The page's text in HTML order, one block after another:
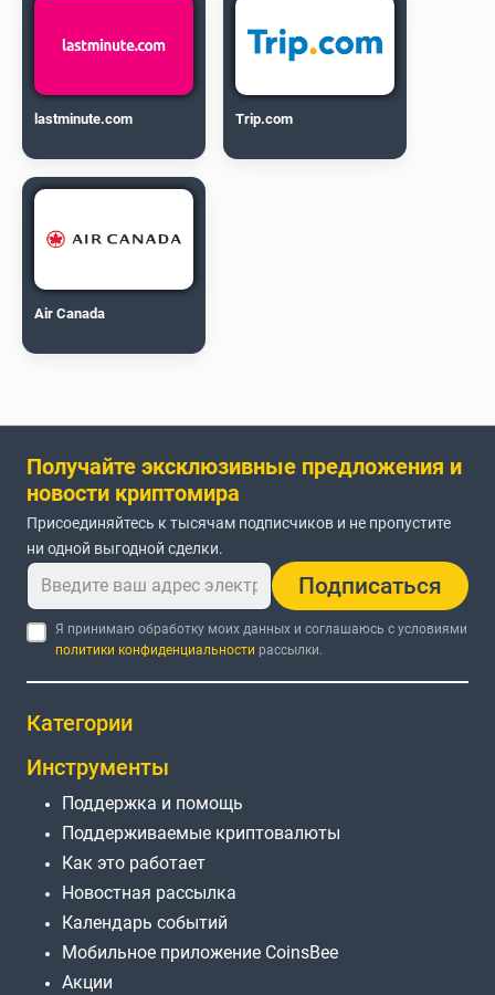
lastminute.com Trip.com
Air Canada
Получайте эксклюзивные предложения и
новости криптомира
Присоединяйтесь к тысячам подписчиков и не пропустите
ни одной выгодной сделки.
Подписаться
Я принимаю обработку моих данных и соглашаюсь с условиями
политики конфиденциальности рассылки.
Категории
Инструменты
Поддержка и помощь
Поддерживаемые криптовалюты
Как это работает
Новостная рассылка
Календарь событий
Мобильное приложение CoinsBee
Акции